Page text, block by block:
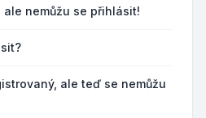
nemůžu se přihlásit!
ale teď se nemůžu